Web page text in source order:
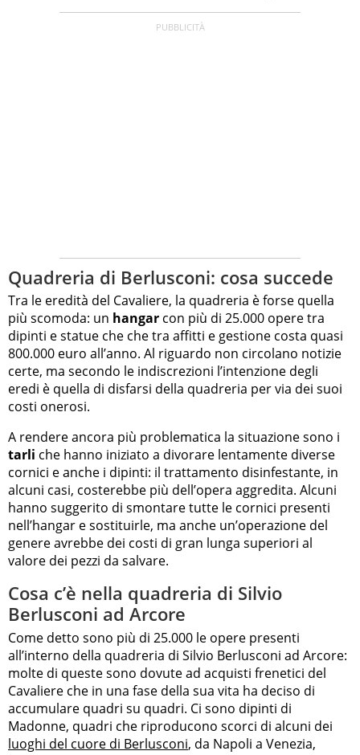
Quadreria di Berlusconi: cosa succede
Tra le eredità del Cavaliere, la quadreria è forse quella
più scomoda: un hangar con più di 25.000 opere tra
dipinti e statue che che tra affitti e gestione costa quasi
800.000 euro all’anno. Al riguardo non circolano notizie
certe, ma secondo le indiscrezioni l’intenzione degli
eredi è quella di disfarsi della quadreria per via dei suoi
costi onerosi.
A rendere ancora più problematica la situazione sono i
tarli che hanno iniziato a divorare lentamente diverse
cornici e anche i dipinti: il trattamento disinfestante, in
alcuni casi, costerebbe più dell’opera aggredita. Alcuni
hanno suggerito di smontare tutte le cornici presenti
nell’hangar e sostituirle, ma anche un’operazione del
genere avrebbe dei costi di gran lunga superiori al
valore dei pezzi da salvare.
Cosa c’è nella quadreria di Silvio
Berlusconi ad Arcore
Come detto sono più di 25.000 le opere presenti
all’interno della quadreria di Silvio Berlusconi ad Arcore:
molte di queste sono dovute ad acquisti frenetici del
Cavaliere che in una fase della sua vita ha deciso di
accumulare quadri su quadri. Ci sono dipinti di
Madonne, quadri che riproducono scorci di alcuni dei
luoghi del cuore di Berlusconi, da Napoli a Venezia,